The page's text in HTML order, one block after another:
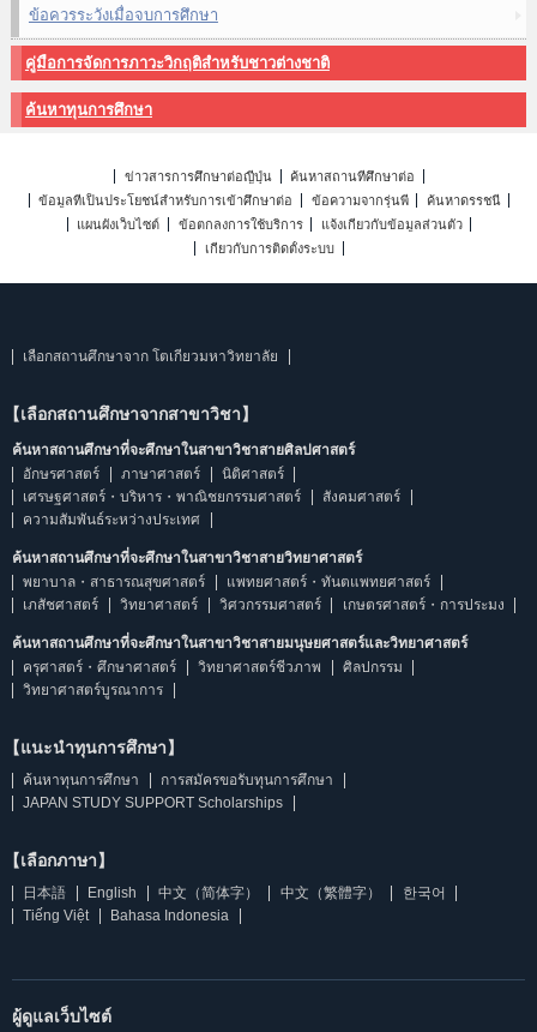
ข้อควรระวังเมื่อจบการศึกษา
คู่มือการจัดการภาวะวิกฤติสำหรับชาวต่างชาติ
ค้นหาทุนการศึกษา
ข่าวสารการศึกษาต่อญี่ปุ่น
ค้นหาสถานที่ศึกษาต่อ
ข้อมูลที่เป็นประโยชน์สำหรับการเข้าศึกษาต่อ
ข้อความจากรุ่นพี่
ค้นหาดรรชนี
แผนผังเว็บไซต์
ข้อตกลงการใช้บริการ
แจ้งเกี่ยวกับข้อมูลส่วนตัว
เกี่ยวกับการติดตั้งระบบ
เลือกสถานศึกษาจาก โตเกียวมหาวิทยาลัย
【เลือกสถานศึกษาจากสาขาวิชา】
ค้นหาสถานศึกษาที่จะศึกษาในสาขาวิชาสายศิลปศาสตร์
อักษรศาสตร์
ภาษาศาสตร์
นิติศาสตร์
เศรษฐศาสตร์・บริหาร・พาณิชยกรรมศาสตร์
สังคมศาสตร์
ความสัมพันธ์ระหว่างประเทศ
ค้นหาสถานศึกษาที่จะศึกษาในสาขาวิชาสายวิทยาศาสตร์
พยาบาล・สาธารณสุขศาสตร์
แพทยศาสตร์・ทันตแพทยศาสตร์
เภสัชศาสตร์
วิทยาศาสตร์ วิศวกรรมศาสตร์ เกษตรศาสตร์・การประมง
ค้นหาสถานศึกษาที่จะศึกษาในสาขาวิชาสายมนุษยศาสตร์และวิทยาศาสตร์
ครุศาสตร์・ศึกษาศาสตร์
วิทยาศาสตร์ชีวภาพ
ศิลปกรรม
วิทยาศาสตร์บูรณาการ
【แนะนำทุนการศึกษา】
ค้นหาทุนการศึกษา
การสมัครขอรับทุนการศึกษา
JAPAN STUDY SUPPORT Scholarships
【เลือกภาษา】
日本語 English 中文（简体字） 中文（繁體字）
한국어
Tiếng Việt
Bahasa Indonesia
ผู้ดูแลเว็บไซต์